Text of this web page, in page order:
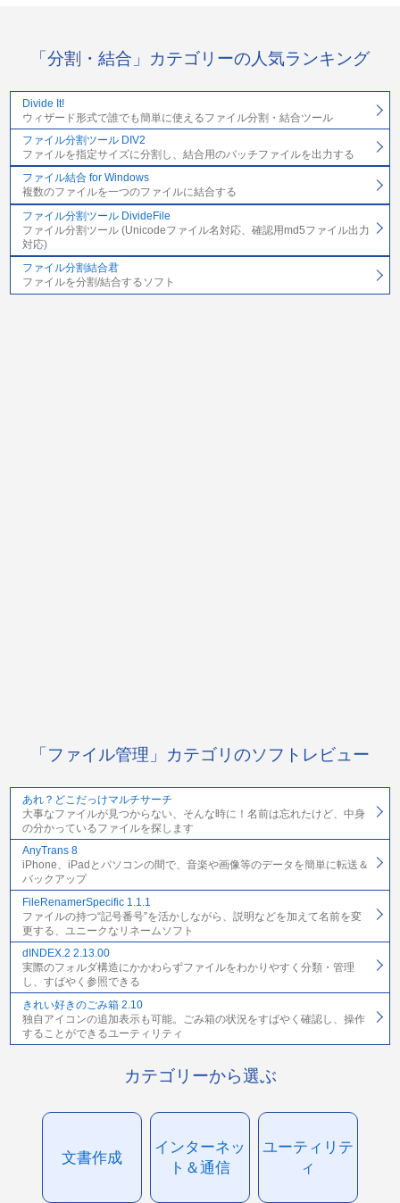
「分割・結合」カテゴリーの人気ランキング
Divide It!
ウィザード形式で誰でも簡単に使えるファイル分割・結合ツール
ファイル分割ツール DIV2
ファイルを指定サイズに分割し、結合用のバッチファイルを出力する
ファイル結合 for Windows
複数のファイルを一つのファイルに結合する
ファイル分割ツール DivideFile
ファイル分割ツール (Unicodeファイル名対応、確認用md5ファイル出力
対応)
ファイル分割結合君
ファイルを分割/結合するソフト
「ファイル管理」カテゴリのソフトレビュー
あれ？どこだっけマルチサーチ
大事なファイルが見つからない、そんな時に！名前は忘れたけど、中身
の分かっているファイルを探します
AnyTrans 8
iPhone、iPadとパソコンの間で、音楽や画像等のデータを簡単に転送＆
バックアップ
FileRenamerSpecific 1.1.1
ファイルの持つ“記号番号”を活かしながら、説明などを加えて名前を変
更する、ユニークなリネームソフト
dINDEX.2 2.13.00
実際のフォルダ構造にかかわらずファイルをわかりやすく分類・管理
し、すばやく参照できる
きれい好きのごみ箱 2.10
独自アイコンの追加表示も可能。ごみ箱の状況をすばやく確認し、操作
することができるユーティリティ
カテゴリーから選ぶ
文書作成
インターネッ
ト＆通信
ユーティリテ
ィ